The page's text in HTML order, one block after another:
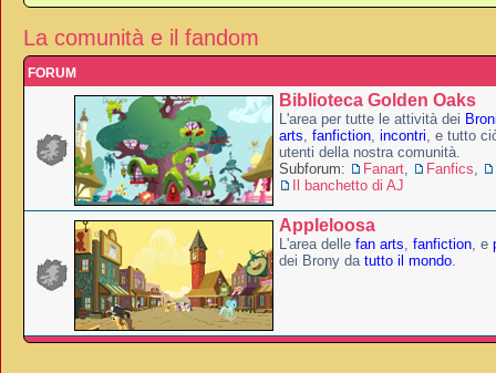
La comunità e il fandom
FORUM
Biblioteca Golden Oaks
L'area per tutte le attività dei
arts, fanfiction, incontri, e tutto
utenti della nostra comunità.
Subforum:
Fanart, Fanfics,
Il banchetto di AJ
Appleloosa
L'area delle fan arts, fanfiction, e
dei Brony da tutto il mondo.